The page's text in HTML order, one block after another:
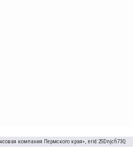
компания Пермского края», erid:2SDnjcfi73Q